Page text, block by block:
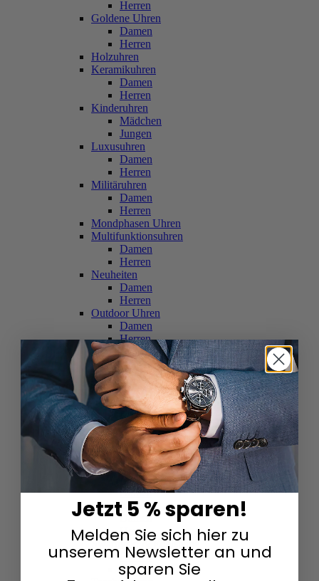
Herren
Goldene Uhren
Damen
Herren
Holzuhren
Keramikuhren
Damen
Herren
Kinderuhren
Mädchen
Jungen
Luxusuhren
Damen
Herren
Militäruhren
Damen
Herren
Mondphasen Uhren
Multifunktionsuhren
Damen
Herren
Neuheiten
Damen
Herren
Outdoor Uhren
Damen
Herren
Schweizer Uhren
Damen
Herren
Skelettuhren
Damen
Herren
Smartwatches
Damen
Herren
Solaruhren
Herren
Damen
Sportuhren
Damen
Herren
Swarovski & Edelsteine
Damen
Herren
Jetzt 5 % sparen!
Melden Sie sich hier zu
unserem Newsletter an und
sparen Sie